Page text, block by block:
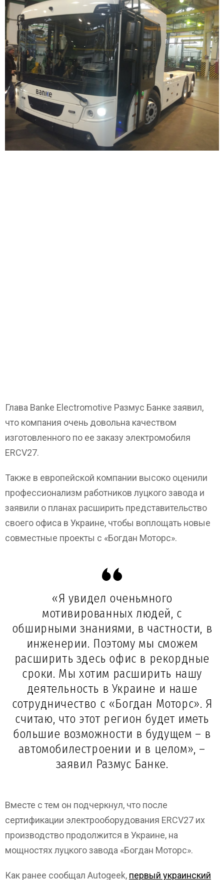
Глава Banke Electromotive Размус Банке заявил,
что компания очень довольна качеством
изготовленного по ее заказу электромобиля
ERCV27.
Также в европейской компании высоко оценили
профессионализм работников луцкого завода и
заявили о планах расширить представительство
своего офиса в Украине, чтобы воплощать новые
совместные проекты с «Богдан Моторс».
«Я увидел оченьмного
мотивированных людей, с
обширными знаниями, в частности, в
инженерии. Поэтому мы сможем
расширить здесь офис в рекордные
сроки. Мы хотим расширить нашу
деятельность в Украине и наше
сотрудничество с «Богдан Моторс». Я
считаю, что этот регион будет иметь
большие возможности в будущем – в
автомобилестроении и в целом», –
заявил Размус Банке.
Вместе с тем он подчеркнул, что после
сертификации электрооборудования ERCV27 их
производство продолжится в Украине, на
мощностях луцкого завода «Богдан Моторс».
Как ранее сообщал Autogeek, первый украинский